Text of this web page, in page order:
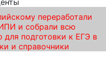
переработали
и собрали всю
подготовки к ЕГЭ в
и справочники